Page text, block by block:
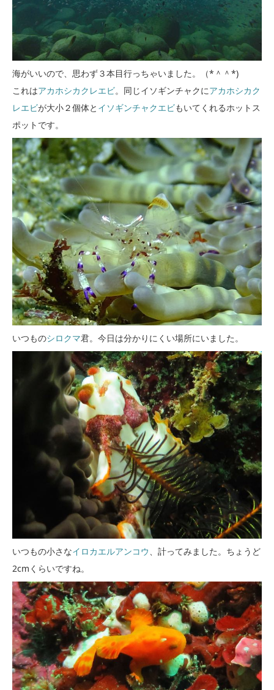
海がいいので、思わず３本目行っちゃいました。（*＾＾*)
これはアカホシカクレエビ。同じイソギンチャクにアカホシカク
レエビが大小２個体と イソギンチャクエビもいてくれるホットス
ポットです。
いつものシロクマ君。今日は分かりにくい場所にいました。
いつもの小さなイロカエルアンコウ、計ってみました。ちょうど
2cmくらいですね。